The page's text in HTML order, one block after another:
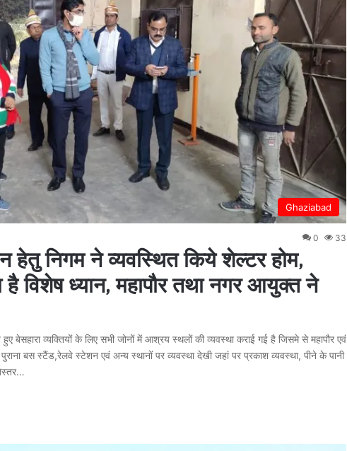
Ghaziabad
0 33
हेतु निगम ने व्यवस्थित किये शेल्टर होम,
है विशेष ध्यान, महापौर तथा नगर आयुक्त ने
हुए बेसहारा व्यक्तियों के लिए सभी जोनों में आश्रय स्थलों की व्यवस्था कराई गई है जिसमे से महापौर एवं
बस स्टैंड,रेलवे स्टेशन एवं अन्य स्थानों पर व्यवस्था देखी जहां पर प्रकाश व्यवस्था, पीने के पानी